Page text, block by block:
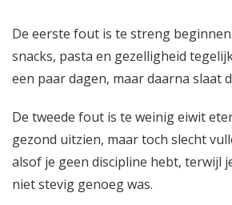
De eerste fout is te streng
snacks, pasta en gezelligheid
een paar dagen, maar daarna slaat
De tweede fout is te weinig eiwit
gezond uitzien, maar toch slecht
alsof je geen discipline hebt, terwijl
niet stevig genoeg was.